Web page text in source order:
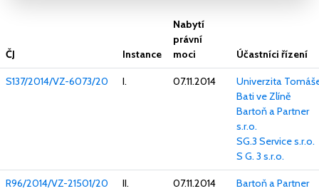
ČJ Instance
Nabytí
právní
moci
Účastníci řízení
S137/2014/VZ-6073/20 I. 07.11.2014
Univerzita
Bati ve Zlíně
Bartoň a Partner
s.r.o.
SG.3 Service s.r.o.
S G. 3 s.r.o.
R96/2014/VZ-21501/20 II. 07.11.2014
Bartoň a Partner